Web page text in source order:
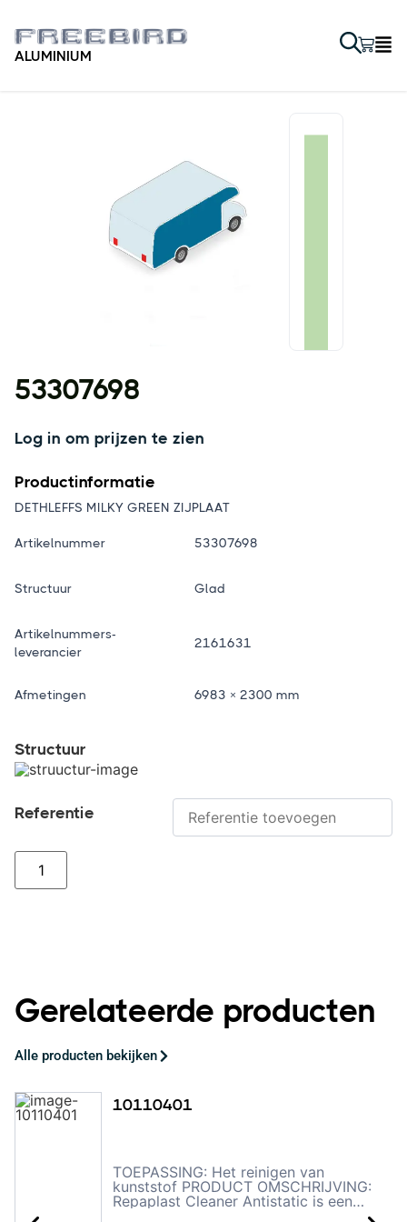
ALUMINIUM
53307698
Log in om prijzen te zien
Productinformatie
DETHLEFFS MILKY GREEN ZIJPLAAT
Artikelnummer 53307698
Structuur Glad
Artikelnummers-
leverancier
2161631
Afmetingen 6983 × 2300 mm
Structuur
Referentie
Gerelateerde producten
Alle producten bekijken
10110401
TOEPASSING: Het reinigen van
kunststof PRODUCT OMSCHRIJVING:
Repaplast Cleaner Antistatic is een